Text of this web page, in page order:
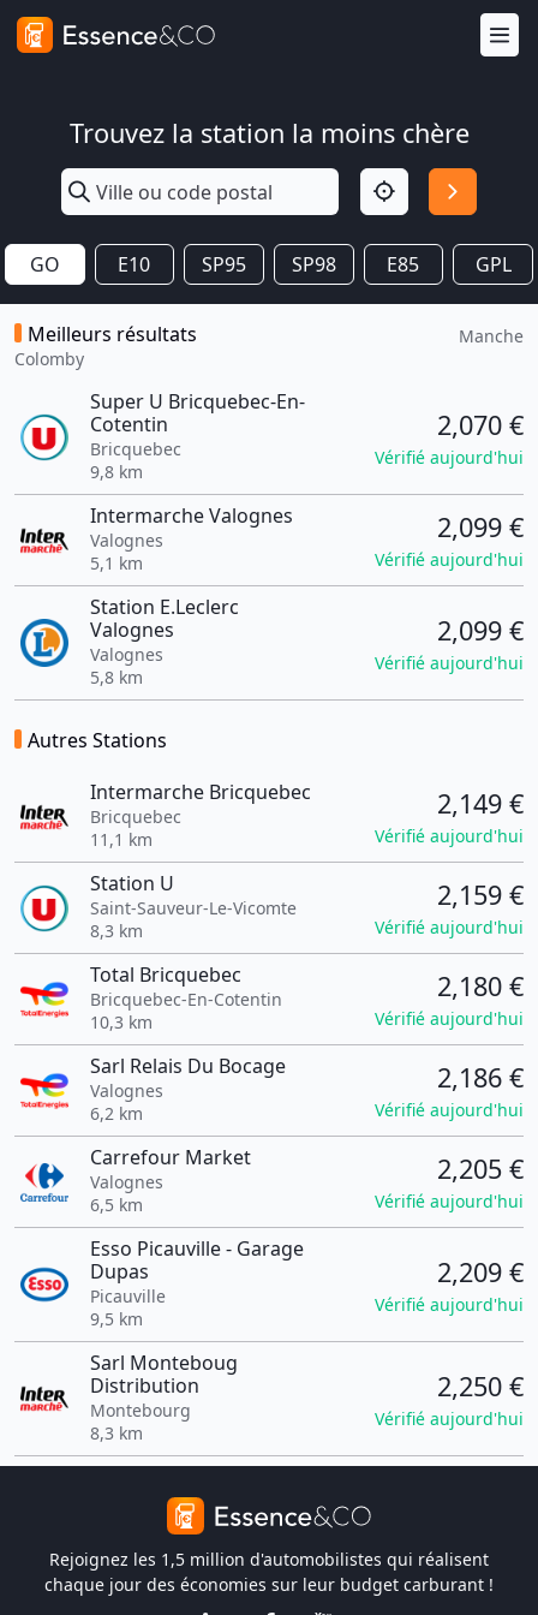
Trouvez la station la moins chère
GO E10 SP95 SP98 E85 GPL
Meilleurs résultats
Colomby
Manche
Super U Bricquebec-En-
Cotentin
Bricquebec
9,8 km
2,070 €
Vérifié aujourd'hui
Intermarche Valognes
Valognes
5,1 km
2,099 €
Vérifié aujourd'hui
Station E.Leclerc
Valognes
Valognes
5,8 km
2,099 €
Vérifié aujourd'hui
Autres Stations
Intermarche Bricquebec
Bricquebec
11,1 km
2,149 €
Vérifié aujourd'hui
Station U
Saint-Sauveur-Le-Vicomte
8,3 km
2,159 €
Vérifié aujourd'hui
Total Bricquebec
Bricquebec-En-Cotentin
10,3 km
2,180 €
Vérifié aujourd'hui
Sarl Relais Du Bocage
Valognes
6,2 km
2,186 €
Vérifié aujourd'hui
Carrefour Market
Valognes
6,5 km
2,205 €
Vérifié aujourd'hui
Esso Picauville - Garage
Dupas
Picauville
9,5 km
2,209 €
Vérifié aujourd'hui
Sarl Monteboug
Distribution
Montebourg
8,3 km
2,250 €
Vérifié aujourd'hui
Rejoignez les 1,5 million d'automobilistes qui réalisent
chaque jour des économies sur leur budget carburant !